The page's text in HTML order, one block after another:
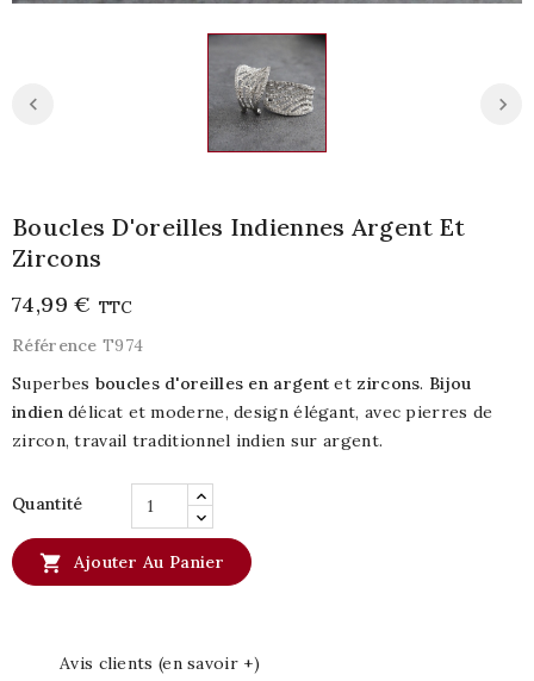
Boucles D'oreilles Indiennes Argent Et
Zircons
74,99 € TTC
Référence T974
Superbes boucles d'oreilles en argentet zircons. Bijou
indiendélicat et moderne, design élégant, avec pierres de
zircon, travail traditionnel indien sur argent.
Quantité
 Ajouter Au Panier
Avis clients (en savoir +)